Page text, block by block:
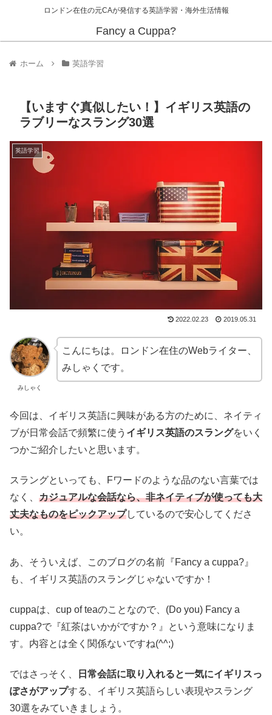
ロンドン在住の元CAが発信する英語学習・海外生活情報
Fancy a Cuppa?
ホーム 英語学習
【いますぐ真似したい！】イギリス英語の
ラブリーなスラング30選
英語学習
2022.02.23 2019.05.31
みしゃく
こんにちは。ロンドン在住のWebライター、
みしゃくです。
今回は、イギリス英語に興味がある方のために、ネイティ
ブが日常会話で頻繁に使う イギリス英語のスラングをいく
つかご紹介したいと思います。
スラングといっても、Fワードのような品のない言葉では
なく、 カジュアルな会話なら、非ネイティブが使っても大
丈夫なものをピックアップしているので安心してくださ
い。
あ、そういえば、このブログの名前『Fancy a cuppa?』
も、イギリス英語のスラングじゃないですか！
cuppaは、cup of teaのことなので、(Do you) Fancy a
cuppa?で『紅茶はいかがですか？』という意味になりま
す。内容とは全く関係ないですね(^^;)
ではさっそく、
日常会話に取り入れると一気にイギリスっ
ぽさがアップする、イギリス英語らしい表現やスラング
30選をみていきましょう。